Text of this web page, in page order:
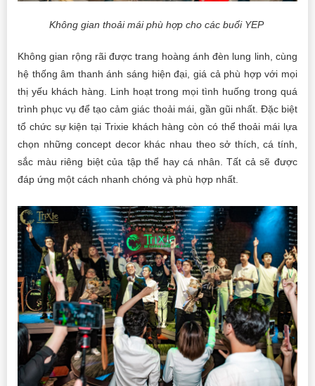
Không gian thoải mái phù hợp cho các buổi YEP
Không gian rộng rãi được trang hoàng ánh đèn lung linh, cùng
hệ thống âm thanh ánh sáng hiện đại, giá cả phù hợp với mọi
thị yếu khách hàng. Linh hoạt trong mọi tình huống trong quá
trình phục vụ để tạo cảm giác thoải mái, gần gũi nhất. Đặc biệt
tổ chức sự kiện tại Trixie khách hàng còn có thể thoải mái lựa
chọn những concept decor khác nhau theo sở thích, cá tính,
sắc màu riêng biệt của tập thể hay cá nhân. Tất cả sẽ được
đáp ứng một cách nhanh chóng và phù hợp nhất.